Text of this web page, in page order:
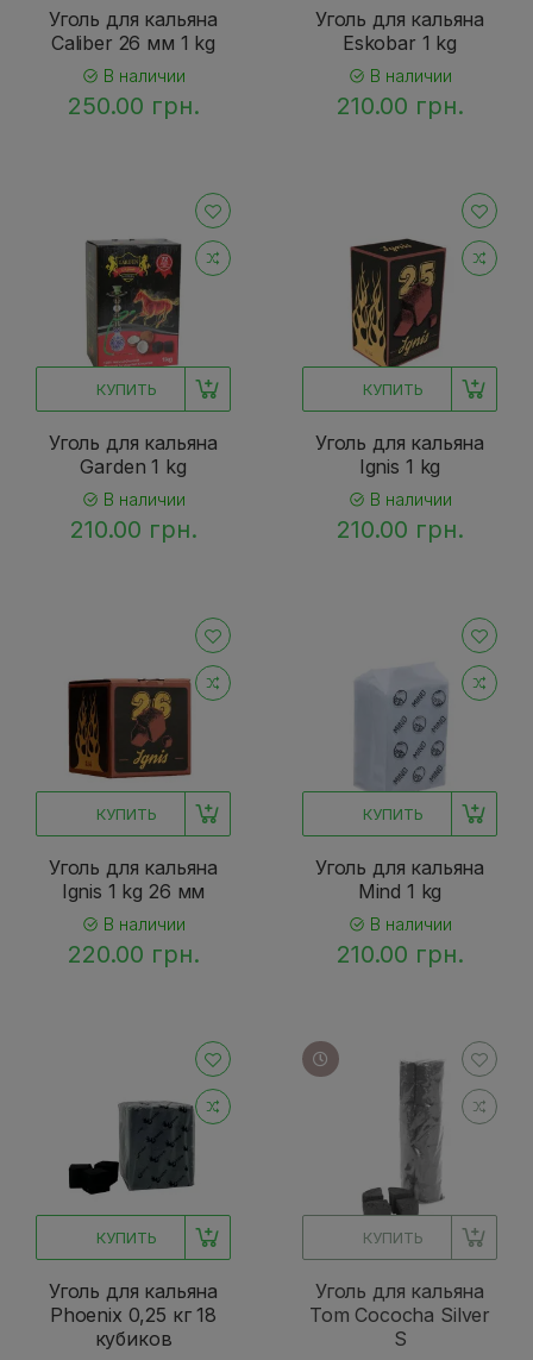
Уголь для кальяна
Caliber 26 мм 1 kg
В наличии
250.00 грн.
Уголь для кальяна
Eskobar 1 kg
В наличии
210.00 грн.
КУПИТЬ
Уголь для кальяна
Garden 1 kg
В наличии
210.00 грн.
КУПИТЬ
Уголь для кальяна
Ignis 1 kg
В наличии
210.00 грн.
КУПИТЬ
Уголь для кальяна
Ignis 1 kg 26 мм
В наличии
220.00 грн.
КУПИТЬ
Уголь для кальяна
Mind 1 kg
В наличии
210.00 грн.
КУПИТЬ
Уголь для кальяна
Phoenix 0,25 кг 18
кубиков
КУПИТЬ
Уголь для кальяна
Tom Cococha Silver
S